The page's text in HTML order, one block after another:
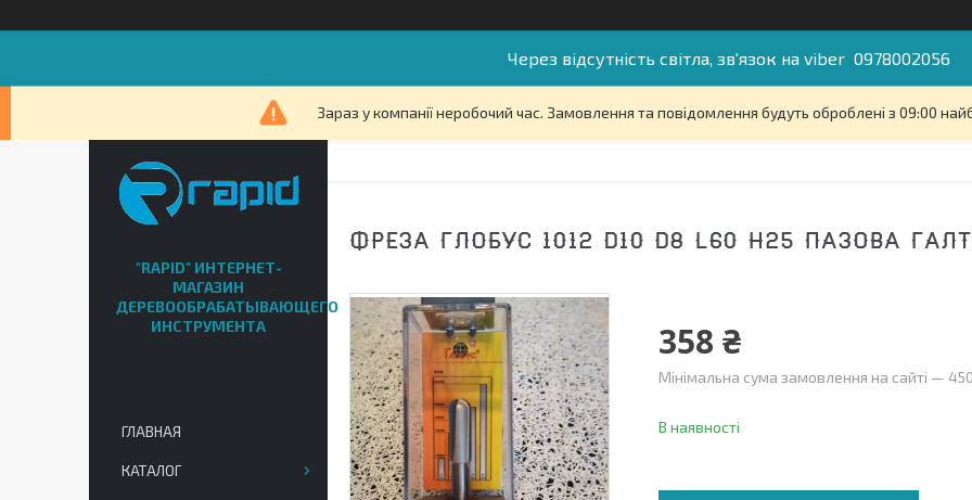
Через відсутність світла, зв'язок на viber 0978002056
Зараз у компанії неробочий час. Замовлення та повідомлення будуть оброблені з 09:00
ФРЕЗА ГЛОБУС 1012 D10 D8 L60 H25 ПАЗОВА
358 ₴
Мінімальна сума замовлення на сайті —
В наявності
"RAPID" ИНТЕРНЕТ-
МАГАЗИН
ДЕРЕВООБРАБАТЫВАЮЩЕГО
ИНСТРУМЕНТА
ГЛАВНАЯ
КАТАЛОГ